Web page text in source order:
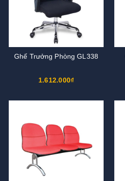
Ghế Trưởng Phòng GL338
1.612.000₫